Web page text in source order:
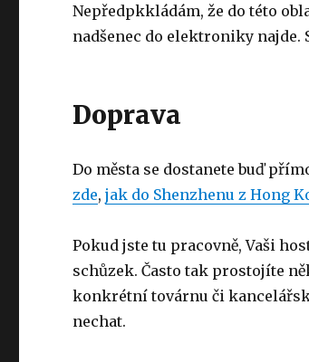
Nepředpkkládám, že do této
nadšenec do elektroniky najde.
Doprava
Do města se dostanete buď
zde,jak do Shenzhenu z Hong
Pokud jste tu pracovně, Vaši
schůzek. Často tak prostojíte
konkrétní továrnu či
nechat.